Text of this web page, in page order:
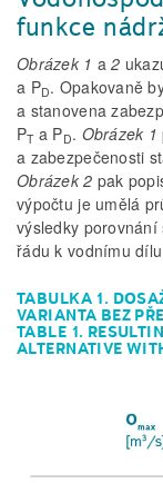
funkce
Obrázek 1 a2
a PD. Opakovaně
a stanovena
PTa PD. Obrázek 1
a zabezpečenosti
Obrázek 2 pak
výpočtu je umělá
výsledky
řádu k vodnímu
TABULKA 1.
VARIANTA BEZ
TABLE 1.
ALTERNATIVE